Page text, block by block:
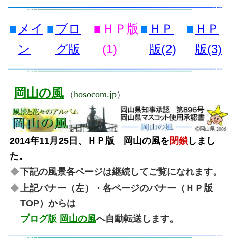
■ メイ
ン
■ ブロ
グ版
■ ＨＰ版
(1)
■ ＨＰ
版(2)
■ ＨＰ
版(3)
岡山の風 （hosocom.jp）
2014年11月25日、ＨＰ版 岡山の風を 閉鎖 しまし
た。
◆下記の風景各ページは継続してご覧になれます。
◆上記バナー（左）・ 各ページのバナー（ＨＰ版
TOP） からは
ブログ版 岡山の風へ自動転送します。